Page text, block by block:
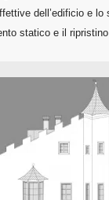
dell’edificio e
statico e il